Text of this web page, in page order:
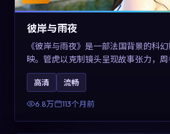
彼岸与雨夜
《彼岸与雨夜》是一部法国背景的科
映。管虎以克制镜头呈现故事张力，周
张震的对手戏可圈可点。剧情层面在真
一段跨国追寻之旅，对关注导演风格与
有检索与收藏价值。
高清 流畅
6.8万 113个月前